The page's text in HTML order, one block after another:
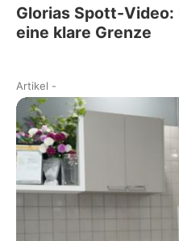
Glorias Spott-
eine klare Grenze
Artikel -